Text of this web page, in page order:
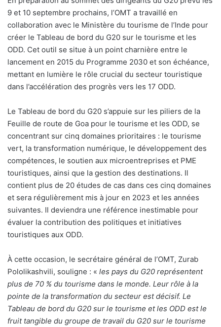
9 et 10 septembre prochains, l’OMT a travaillé en
collaboration avec le Ministère du tourisme de l’Inde pour
créer le Tableau de bord du G20 sur le tourisme et les
ODD. Cet outil se situe à un point charnière entre le
lancement en 2015 du Programme 2030 et son échéance,
mettant en lumière le rôle crucial du secteur touristique
dans l’accélération des progrès vers les 17 ODD.
Le Tableau de bord du G20 s’appuie sur les piliers de la
Feuille de route de Goa pour le tourisme et les ODD, se
concentrant sur cinq domaines prioritaires : le tourisme
vert, la transformation numérique, le développement des
compétences, le soutien aux microentreprises et PME
touristiques, ainsi que la gestion des destinations. Il
contient plus de 20 études de cas dans ces cinq domaines
et sera régulièrement mis à jour en 2023 et les années
suivantes. Il deviendra une référence inestimable pour
évaluer la contribution des politiques et initiatives
touristiques aux ODD.
À cette occasion, le secrétaire général de l’OMT, Zurab
Pololikashvili, souligne : « les pays du G20 représentent
plus de 70 % du tourisme dans le monde. Leur rôle à la
pointe de la transformation du secteur est décisif. Le
Tableau de bord du G20 sur le tourisme et les ODD est le
fruit tangible du groupe de travail du G20 sur le tourisme